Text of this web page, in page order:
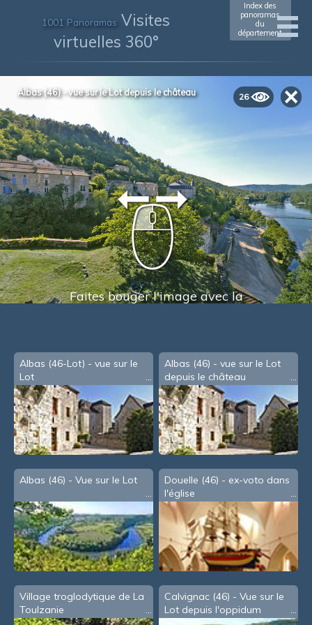
1001 Panoramas Visites
virtuelles 360°
Index des
panoramas
du
département
26
Albas (46) - vue sur le Lot depuis le château
Faites bouger l'image avec la
Albas (46-Lot) - vue sur le
Lot
Albas (46) - vue sur le Lot
depuis le château
Albas (46) - Vue sur le Lot
Douelle (46) - ex-voto dans
l'église
Village troglodytique de La
Toulzanie
Calvignac (46) - Vue sur le
Lot depuis l'oppidum